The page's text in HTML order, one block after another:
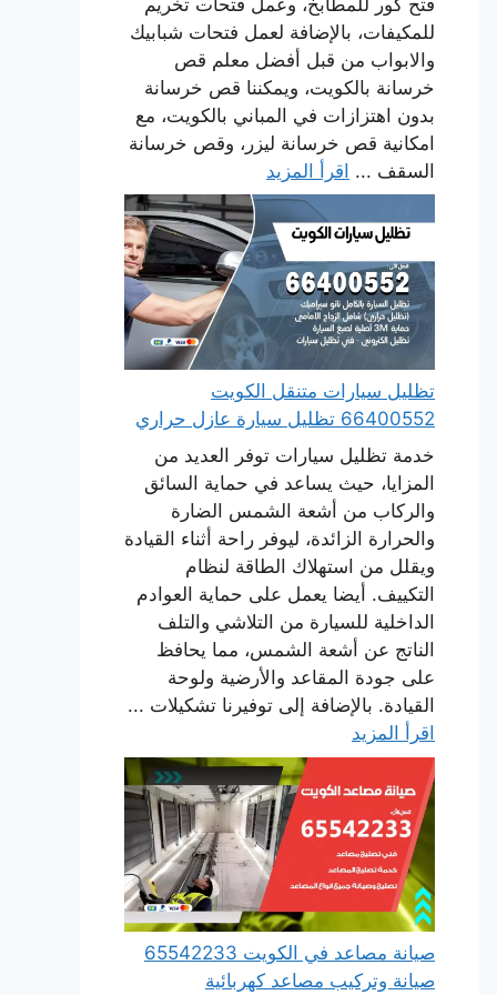
للمكيفات، بالإضافة لعمل فتحات شبابيك
والابواب من قبل أفضل معلم قص
خرسانة بالكويت، ويمكننا قص خرسانة
بدون اهتزازات في المباني بالكويت، مع
امكانية قص خرسانة ليزر، وقص خرسانة
السقف ... اقرأ المزيد
تظليل سيارات متنقل الكويت
66400552 تظليل سيارة عازل حراري
خدمة تظليل سيارات توفر العديد من
المزايا، حيث يساعد في حماية السائق
والركاب من أشعة الشمس الضارة
والحرارة الزائدة، ليوفر راحة أثناء القيادة
ويقلل من استهلاك الطاقة لنظام
التكييف. أيضا يعمل على حماية العوادم
الداخلية للسيارة من التلاشي والتلف
الناتج عن أشعة الشمس، مما يحافظ
على جودة المقاعد والأرضية ولوحة
القيادة. بالإضافة إلى توفيرنا تشكيلات ...
اقرأ المزيد
صيانة مصاعد في الكويت 65542233
صيانة وتركيب مصاعد كهربائية